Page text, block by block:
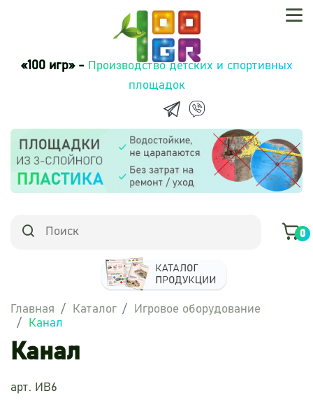
«100 игр» -Производство детских и спортивных
площадок
0
Главная Каталог
Игровое оборудование
Канал
Канал
арт. ИВ6